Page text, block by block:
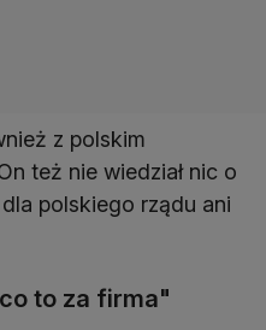
z polskim
też nie wiedział nic o
polskiego rządu ani
to za firma"